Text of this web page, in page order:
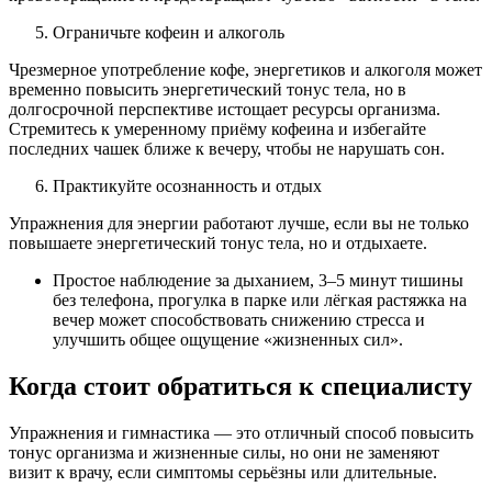
Ограничьте кофеин и алкоголь
Чрезмерное употребление кофе, энергетиков и алкоголя может
временно повысить энергетический тонус тела, но в
долгосрочной перспективе истощает ресурсы организма.
Стремитесь к умеренному приёму кофеина и избегайте
последних чашек ближе к вечеру, чтобы не нарушать сон.
Практикуйте осознанность и отдых
Упражнения для энергии работают лучше, если вы не только
повышаете энергетический тонус тела, но и отдыхаете.
Простое наблюдение за дыханием, 3–5 минут тишины
без телефона, прогулка в парке или лёгкая растяжка на
вечер может способствовать снижению стресса и
улучшить общее ощущение «жизненных сил».
Когда стоит обратиться к специалисту
Упражнения и гимнастика — это отличный способ повысить
тонус организма и жизненные силы, но они не заменяют
визит к врачу, если симптомы серьёзны или длительные.